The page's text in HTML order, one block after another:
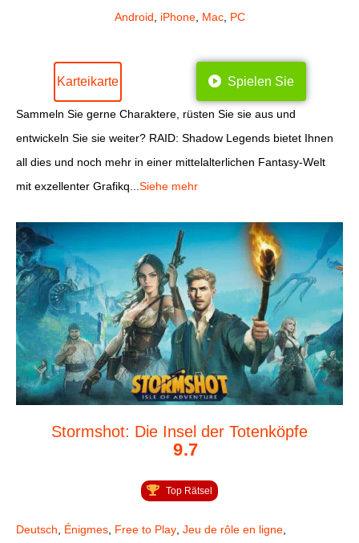
Android
iPhone, Mac, PC
Karteikarte Spielen Sie
Sammeln Sie gerne Charaktere, rüsten Sie sie aus und
entwickeln Sie sie weiter? RAID: Shadow Legends bietet Ihnen
all dies und noch mehr in einer mittelalterlichen Fantasy-Welt
mit exzellenter Grafikq... Siehe mehr
Stormshot: Die Insel der Totenköpfe
9.7
Top Rätsel
Deutsch Énigmes Free to Play Jeu de rôle en ligne